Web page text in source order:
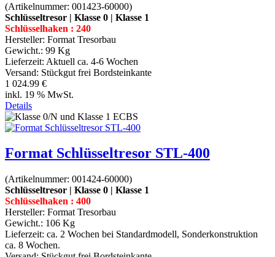
(Artikelnummer: 001423-60000)
Schlüsseltresor | Klasse 0 | Klasse 1
Schlüsselhaken : 240
Hersteller: Format Tresorbau
Gewicht.: 99 Kg
Lieferzeit: Aktuell ca. 4-6 Wochen
Versand: Stückgut frei Bordsteinkante
1 024.99 €
inkl. 19 % MwSt.
Details
Format Schlüsseltresor STL-400
(Artikelnummer: 001424-60000)
Schlüsseltresor | Klasse 0 | Klasse 1
Schlüsselhaken : 400
Hersteller: Format Tresorbau
Gewicht.: 106 Kg
Lieferzeit: ca. 2 Wochen bei Standardmodell, Sonderkonstruktion
ca. 8 Wochen.